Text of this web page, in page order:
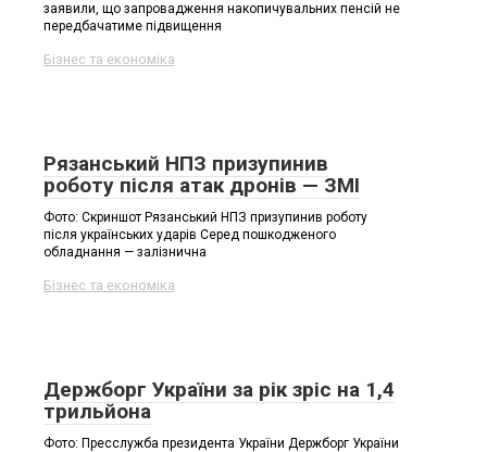
заявили, що запровадження накопичувальних пенсій не
передбачатиме підвищення
Бізнес та економіка
Рязанський НПЗ призупинив
роботу після атак дронів — ЗМІ
Фото: Скриншот Рязанський НПЗ призупинив роботу
після українських ударів Серед пошкодженого
обладнання — залізнична
Бізнес та економіка
Держборг України за рік зріс на 1,4
трильйона
Фото: Пресслужба президента України Держборг України